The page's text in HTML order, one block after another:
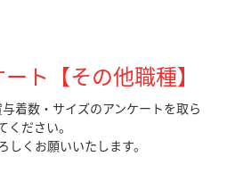
ト【その他職種】
着数・サイズのアンケートを取ら
ください。
しくお願いいたします。